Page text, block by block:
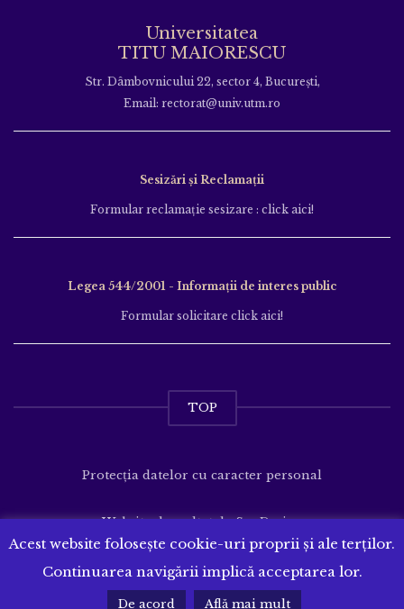
Universitatea
TITU MAIORESCU
Str. Dâmbovnicului 22, sector 4, București,
Email: rectorat@univ.utm.ro
Sesizări și Reclamații
Formular reclamație sesizare : click aici!
Legea 544/2001 - Informații de interes public
Formular solicitare click aici!
TOP
Protecția datelor cu caracter personal
Website dezvoltat deSenDesign
Acest website folosește cookie-uri proprii și ale terților.
Continuarea navigării implică acceptarea lor.
De acord Află mai mult